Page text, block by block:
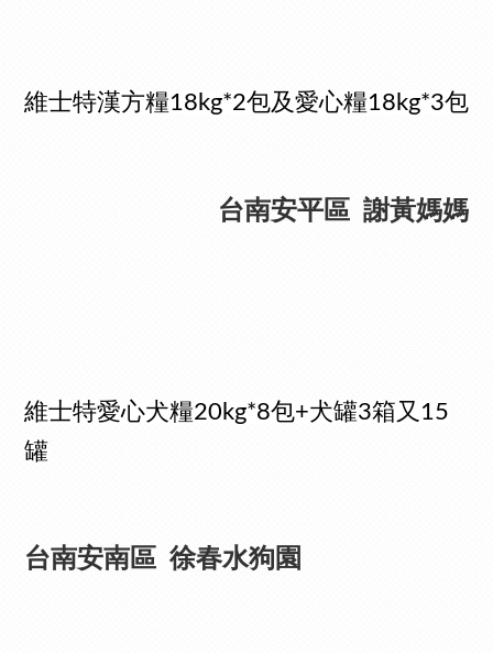
維士特漢方糧18kg*2包及愛心糧18kg*3包
台南安平區 謝黃媽媽
維士特愛心犬糧20kg*8包+犬罐3箱又15
罐
台南安南區 徐春水狗園